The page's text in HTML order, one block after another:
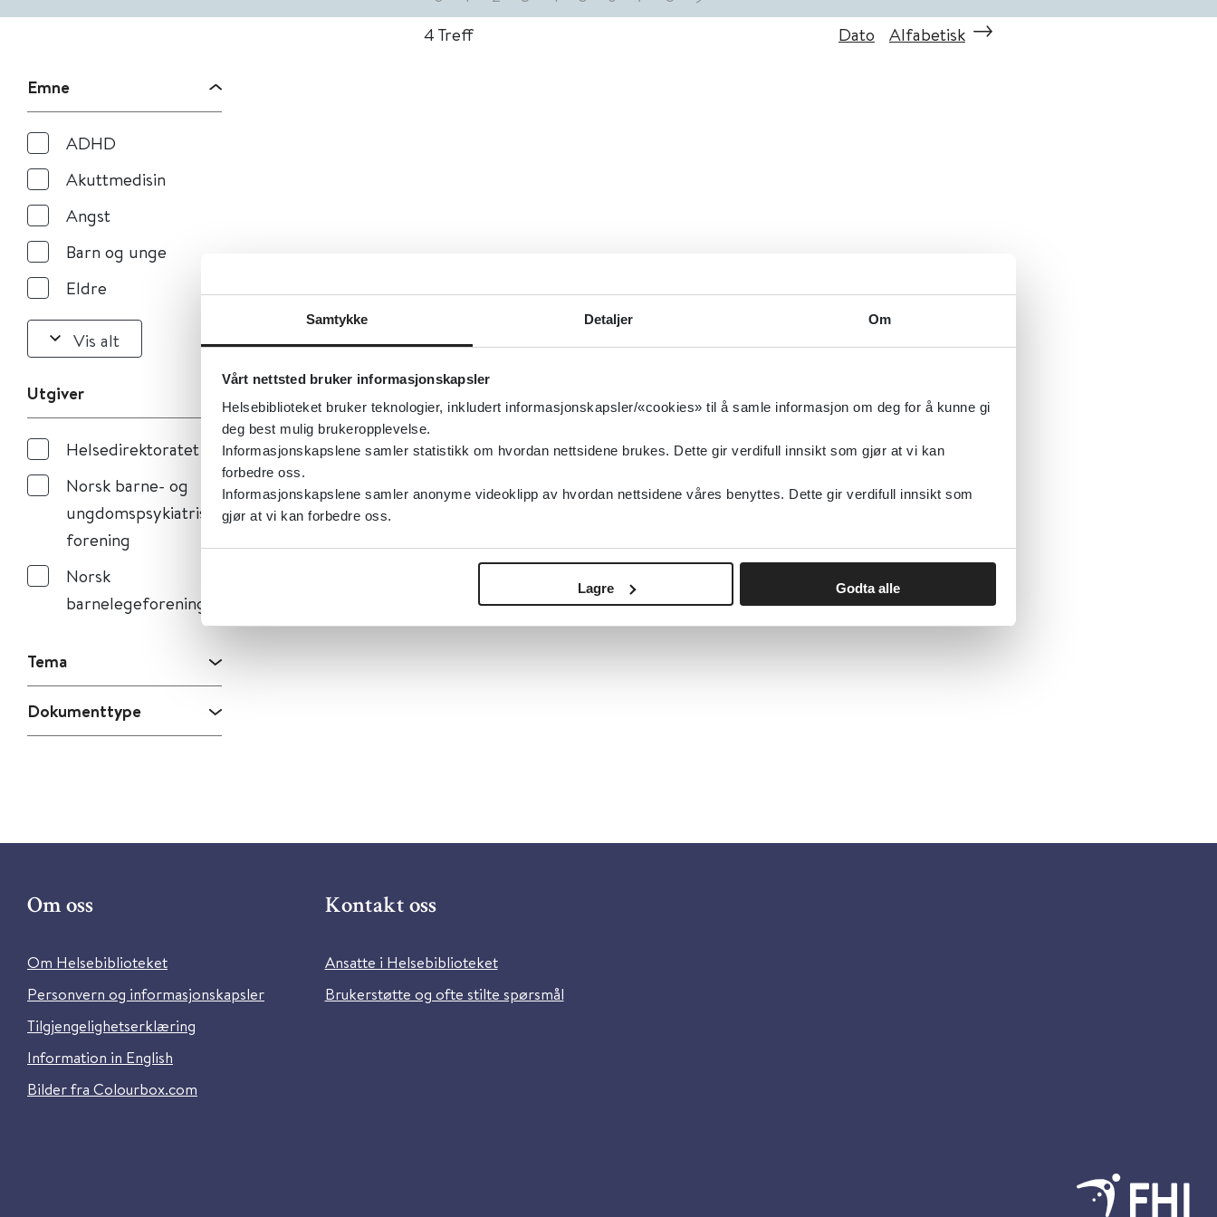
Samtykke Detaljer Om
Vårt nettsted bruker informasjonskapsler
Helsebiblioteket bruker teknologier, inkludert informasjonskapsler/«cookies» til å samle informasjon om deg for å kunne gi
deg best mulig brukeropplevelse.
Informasjonskapslene samler statistikk om hvordan nettsidene brukes. Dette gir verdifull innsikt som gjør at vi kan
forbedre oss.
Informasjonskapslene samler anonyme videoklipp av hvordan nettsidene våres benyttes. Dette gir verdifull innsikt som
gjør at vi kan forbedre oss.
Lagre Godta alle
Emne
ADHD
Akuttmedisin
Angst
Barn og unge
Eldre
Vis alt
Utgiver
Helsedirektoratet
Norsk barne- og
ungdomspsykiatrisk
forening
Norsk
barnelegeforening
Tema
Dokumenttype
4 Treff Dato Alfabetisk
Om oss
Om Helsebiblioteket
Personvern og informasjonskapsler
Tilgjengelighetserklæring
Information in English
Bilder fra Colourbox.com
Kontakt oss
Ansatte i Helsebiblioteket
Brukerstøtte og ofte stilte spørsmål